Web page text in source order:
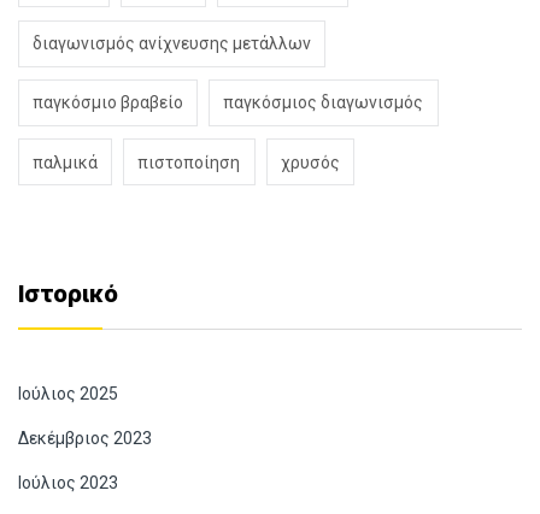
διαγωνισμός ανίχνευσης μετάλλων
παγκόσμιο βραβείο παγκόσμιος διαγωνισμός
παλμικά πιστοποίηση χρυσός
Ιστορικό
Ιούλιος 2025
Δεκέμβριος 2023
Ιούλιος 2023